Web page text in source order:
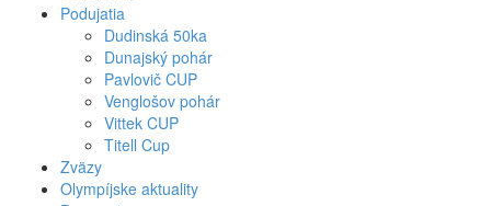
Podujatia
Dudinská 50ka
Dunajský pohár
Pavlovič CUP
Venglošov pohár
Vittek CUP
Titell Cup
Zväzy
Olympíjske aktuality